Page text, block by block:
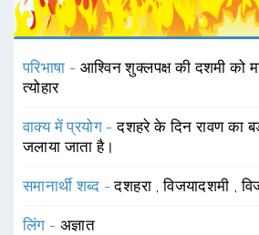
परिभाषा - आश्विन शुक्लपक्ष की दशमी को
त्योहार
वाक्य में प्रयोग -दशहरे के दिन रावण का
जलाया जाता है।
समानार्थी शब्द -दशहरा ,विजयादशमी ,
लिंग - अज्ञात